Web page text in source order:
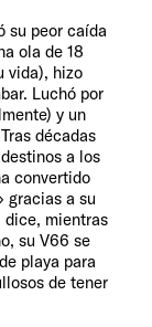
su peor caída
ola de 18
vida), hizo
Luchó por
y un
décadas
a los
convertido
gracias a su
dice, mientras
su V66 se
playa para
de tener